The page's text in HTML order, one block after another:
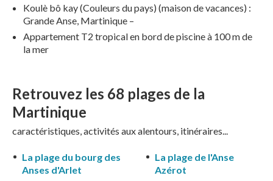
Koulè bô kay (Couleurs du pays) (maison de vacances) :
Grande Anse, Martinique –
Appartement T2 tropical en bord de piscine à 100 m de
la mer
Retrouvez les 68 plages de la
Martinique
caractéristiques, activités aux alentours, itinéraires...
La plage du bourg des
Anses d'Arlet
La plage de l'Anse
Azérot